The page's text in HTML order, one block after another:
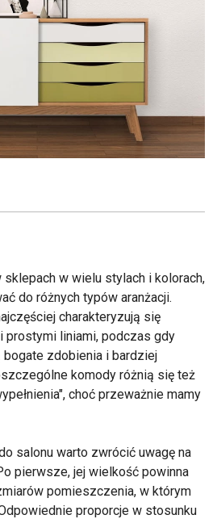
w wielu stylach i kolorach,
do różnych typów aranżacji.
charakteryzują się
prostymi liniami, podczas gdy
bogate zdobienia i bardziej
komody różnią się też
choć przeważnie mamy
salonu warto zwrócić uwagę na
pierwsze, jej wielkość powinna
pomieszczenia, w którym
proporcje w stosunku